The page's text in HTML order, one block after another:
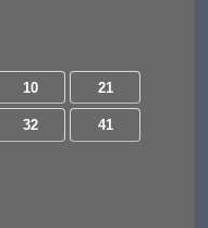
10 21
32 41